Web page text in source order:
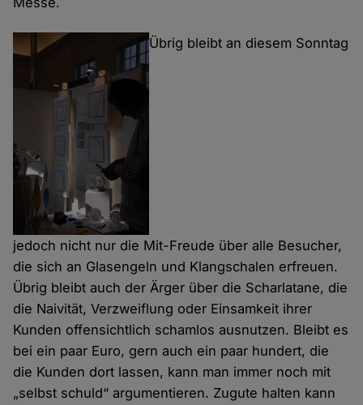
Übrig bleibt an diesem Sonntag
jedoch nicht nur die Mit-Freude über alle Besucher,
die sich an Glasengeln und Klangschalen erfreuen.
Übrig bleibt auch der Ärger über die Scharlatane, die
die Naivität, Verzweiflung oder Einsamkeit ihrer
Kunden offensichtlich schamlos ausnutzen. Bleibt es
bei ein paar Euro, gern auch ein paar hundert, die
die Kunden dort lassen, kann man immer noch mit
„selbst schuld“ argumentieren. Zugute halten kann